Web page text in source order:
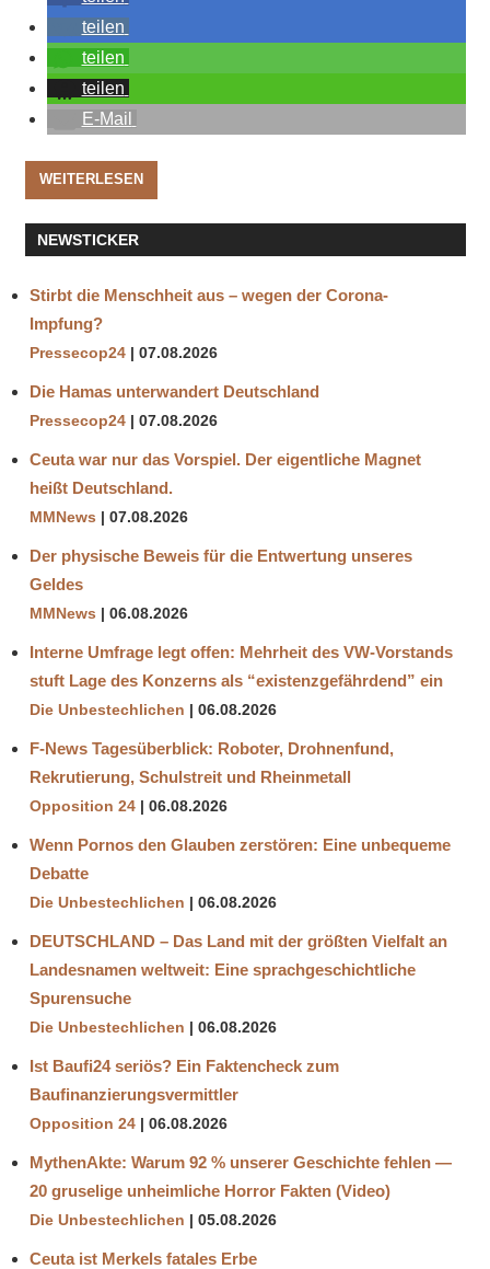
teilen
teilen
teilen
E-Mail
WEITERLESEN
NEWSTICKER
Stirbt die Menschheit aus – wegen der Corona-
Impfung?
Pressecop24 07.08.2026
Die Hamas unterwandert Deutschland
Pressecop24 07.08.2026
Ceuta war nur das Vorspiel. Der eigentliche Magnet
heißt Deutschland.
MMNews 07.08.2026
Der physische Beweis für die Entwertung unseres
Geldes
MMNews 06.08.2026
Interne Umfrage legt offen: Mehrheit des VW-Vorstands
stuft Lage des Konzerns als “existenzgefährdend” ein
Die Unbestechlichen 06.08.2026
F-News Tagesüberblick: Roboter, Drohnenfund,
Rekrutierung, Schulstreit und Rheinmetall
Opposition 24 06.08.2026
Wenn Pornos den Glauben zerstören: Eine unbequeme
Debatte
Die Unbestechlichen 06.08.2026
DEUTSCHLAND – Das Land mit der größten Vielfalt an
Landesnamen weltweit: Eine sprachgeschichtliche
Spurensuche
Die Unbestechlichen 06.08.2026
Ist Baufi24 seriös? Ein Faktencheck zum
Baufinanzierungsvermittler
Opposition 24 06.08.2026
MythenAkte: Warum 92 % unserer Geschichte fehlen —
20 gruselige unheimliche Horror Fakten (Video)
Die Unbestechlichen 05.08.2026
Ceuta ist Merkels fatales Erbe